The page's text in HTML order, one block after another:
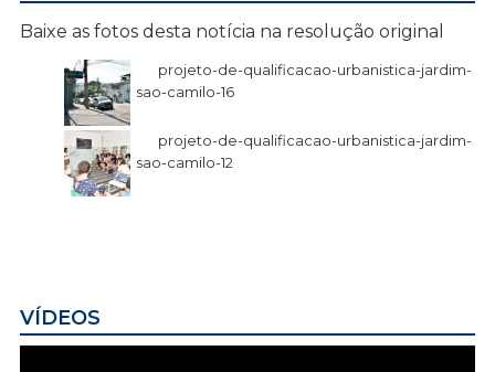
Baixe as fotos desta notícia na resolução original
projeto-de-qualificacao-urbanistica-jardim-
sao-camilo-16
projeto-de-qualificacao-urbanistica-jardim-
sao-camilo-12
VÍDEOS